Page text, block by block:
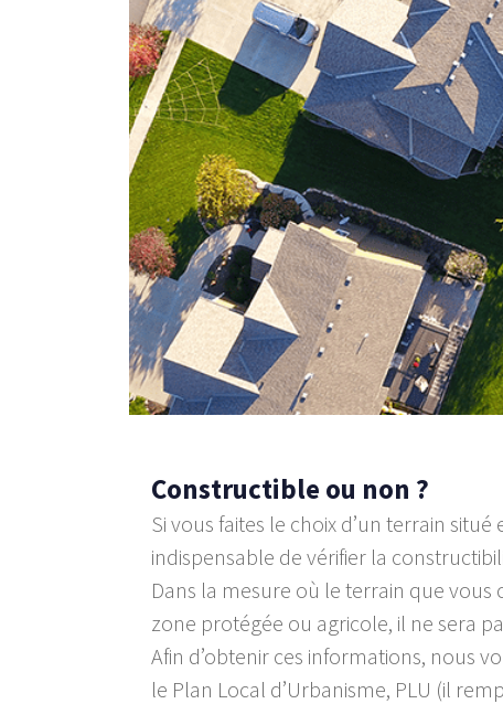
Constructible ou non ?
Si vous faites le choix d’un terrain
indispensable de vérifier la
Dans la mesure où le terrain que vous
zone protégée ou agricole, il ne sera
Afin d’obtenir ces informations, nous
le Plan Local d’Urbanisme, PLU (il